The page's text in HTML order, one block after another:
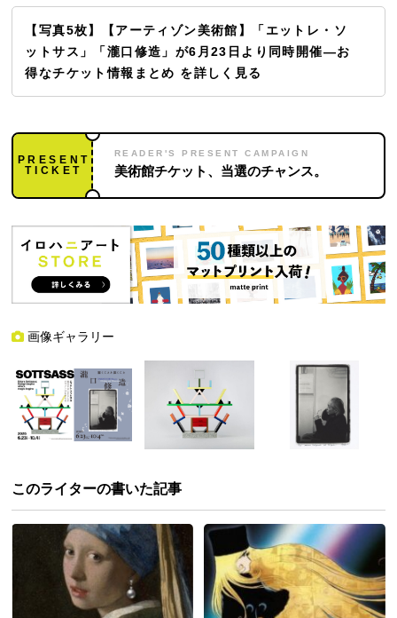
【写真5枚】【アーティゾン美術館】「エットレ・ソ
ットサス」「瀧口修造」が6月23日より同時開催—お
得なチケット情報まとめ を詳しく見る
PRESENT
TICKET
READER'S PRESENT CAMPAIGN
美術館チケット、当選のチャンス。
画像ギャラリー
このライターの書いた記事